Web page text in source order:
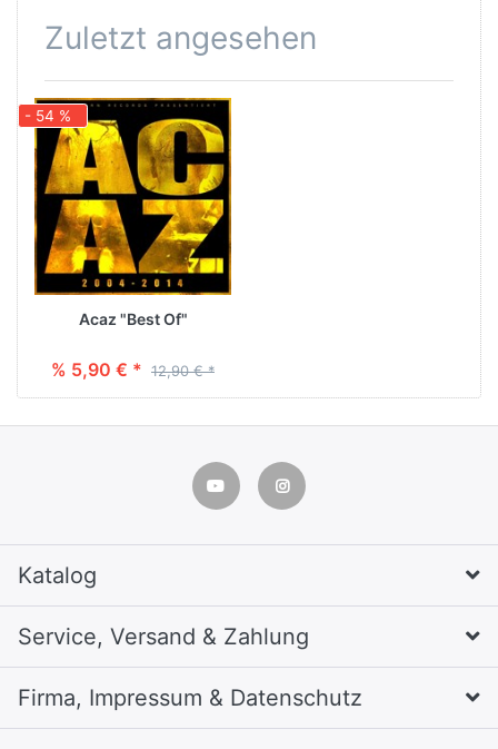
Zuletzt angesehen
- 54 %
Acaz "Best Of"
% 5,90 € * 12,90 € *
Katalog
Service, Versand & Zahlung
Firma, Impressum & Datenschutz